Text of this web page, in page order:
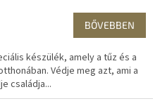
BŐVEBBEN
készülék, amely a tűz és a
Védje meg azt, ami a
családja...